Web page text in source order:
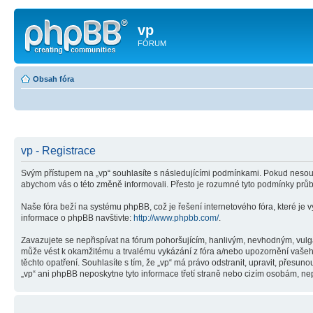
vp
FÓRUM
Obsah fóra
vp - Registrace
Svým přístupem na „vp“ souhlasíte s následujícími podmínkami. Pokud
abychom vás o této změně informovali. Přesto je rozumné tyto podmínky
Naše fóra beží na systému phpBB, což je řešení internetového fóra, které je
informace o phpBB navštivte: http://www.phpbb.com/.
Zavazujete se nepřispívat na fórum pohoršujícím, hanlivým, nevhodným,
může vést k okamžitému a trvalému vykázání z fóra a/nebo upozornění
těchto opatření. Souhlasíte s tím, že „vp“ má právo odstranit, upravit,
„vp“ ani phpBB neposkytne tyto informace třetí straně nebo cizím osobám,